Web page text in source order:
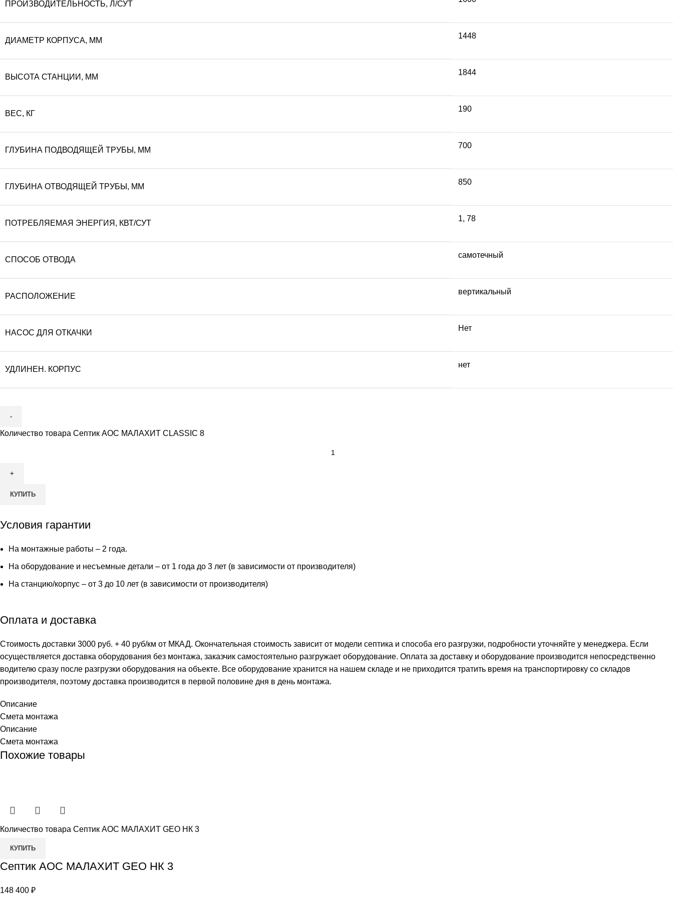
ПРОИЗВОДИТЕЛЬНОСТЬ, Л/СУТ
ДИАМЕТР КОРПУСА, ММ
1448
ВЫСОТА СТАНЦИИ, ММ
1844
ВЕС, КГ
190
ГЛУБИНА ПОДВОДЯЩЕЙ ТРУБЫ, ММ
700
ГЛУБИНА ОТВОДЯЩЕЙ ТРУБЫ, ММ
850
ПОТРЕБЛЯЕМАЯ ЭНЕРГИЯ, КВТ/СУТ
1, 78
СПОСОБ ОТВОДА
самотечный
РАСПОЛОЖЕНИЕ
вертикальный
НАСОС ДЛЯ ОТКАЧКИ
Нет
УДЛИНЕН. КОРПУС
нет
Количество товара Септик АОС МАЛАХИТ CLASSIC 8
КУПИТЬ
Условия гарантии
На монтажные работы – 2 года.
На оборудование и несъемные детали – от 1 года до 3 лет (в зависимости от производителя)
На станцию/корпус – от 3 до 10 лет (в зависимости от производителя)
Оплата и доставка
Стоимость доставки 3000 руб. + 40 руб/км от МКАД. Окончательная стоимость зависит от модели септика и способа его разгрузки, подробности уточняйте у менеджера. Если
осуществляется доставка оборудования без монтажа, заказчик самостоятельно разгружает оборудование. Оплата за доставку и оборудование производится непосредственно
водителю сразу после разгрузки оборудования на объекте. Все оборудование хранится на нашем складе и не приходится тратить время на транспортировку со складов
производителя, поэтому доставка производится в первой половине дня в день монтажа.
Описание
Смета монтажа
Описание
Смета монтажа
Похожие товары
Количество товара Септик АОС МАЛАХИТ GEO НК 3
КУПИТЬ
Септик АОС МАЛАХИТ GEO НК 3
148 400 ₽